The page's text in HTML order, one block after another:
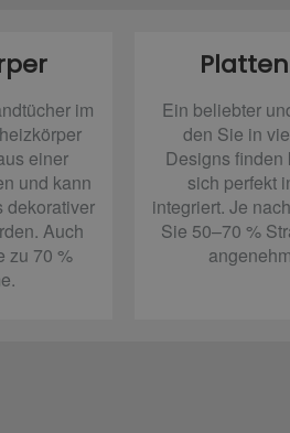
im
einer
und kann
dekorativer
Auch
zu 70 %
Ein beliebter
den Sie in
Designs finden
sich perfekt
integriert. Je
Sie 50–70 %